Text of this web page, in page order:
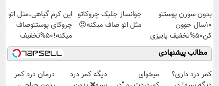
ویژه
بدون سوزن پوستتو
10سال جوون
کن50%تخفیف پاییزی
جوانساز جلبک چروکاتو
مثل اتو صاف میکنه😍
این کرم گیاهی،مثل اتو
چروکای پوستتوصاف
میکنه!50%تخفیف
مطالب پیشنهادی
کمر درد داری؟
میخوای
دیگه کمر درد
درمان درد کمر